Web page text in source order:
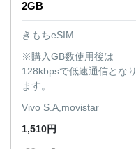
2GB
きもちeSIM
※購入GB数使用後は
128kbpsで低速通信となり
ます。
Vivo S.A,movistar
1,510円